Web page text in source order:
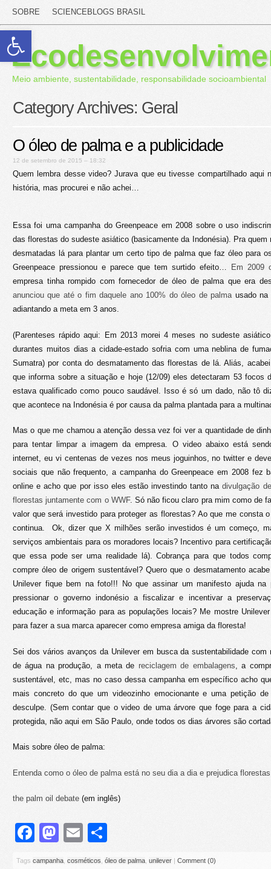
Abrir a barra de ferramentas
SOBRE SCIENCEBLOGS BRASIL
Meio ambiente, sustentabilidade, responsabilidade socioambiental
Category Archives: Geral
O óleo de palma e a publicidade
12 de setembro de 2015 – 18:32
Quem lembra desse video? Jurava que eu tivesse compartilhado aqui
história, mas procurei e não achei…
Essa foi uma campanha do Greenpeace em 2008 sobre o uso
das florestas do sudeste asiático (basicamente da Indonésia). Pra
desmatadas lá para plantar um certo tipo de palma que faz óleo para
Greenpeace pressionou e parece que tem surtido efeito…
Em 2009
empresa tinha rompido com fornecedor de óleo de palma que era
anunciou que até o fim daquele ano 100% do óleo de palmausado na
adiantando a meta em 3 anos.
(Parenteses rápido aqui: Em 2013 morei 4 meses no sudeste
durantes muitos dias a cidade-estado sofria com uma neblina de
Sumatra) por conta do desmatamento das florestas de lá. Aliás,
que informa sobre a situação e hoje (12/09) eles detectaram 53 focos
estava qualificado como pouco saudável. Isso é só um dado, não tô
que acontece na Indonésia é por causa da palma plantada para a
Mas o que me chamou a atenção dessa vez foi ver a quantidade de
para tentar limpar a imagem da empresa. O video abaixo está
internet, eu vi centenas de vezes nos meus joguinhos, no twitter e
sociais que não frequento, a campanha do Greenpeace em 2008 fez
online e acho que por isso eles estão investindo tanto nadivulgação
florestas juntamente com o WWF. Só não ficou claro pra mim como de
valor que será investido para proteger as florestas? Ao que me consta
continua. Ok, dizer que X milhões serão investidos é um começo,
serviços ambientais para os moradores locais? Incentivo para
que essa pode ser uma realidade lá). Cobrança para que todos
compre óleo de origem sustentável? Quero que o desmatamento
Unilever fique bem na foto!!! No que assinar um manifesto ajuda na
pressionar o governo indonésio a fiscalizar e incentivar a
educação e informação para as populações locais? Me mostre
para fazer a sua marca aparecer como empresa amiga da floresta!
Sei dos vários avanços da Unilever em busca da sustentabilidade com
de água na produção, a meta de reciclagem de embalagens , a
sustentável, etc, mas no caso dessa campanha em específico acho
mais concreto do que um videozinho emocionante e uma petição
desculpe. (Sem contar que o video de uma árvore que foge para a
protegida, não aqui em São Paulo, onde todos os dias árvores são
Mais sobre óleo de palma:
Entenda como o óleo de palma está no seu dia a dia e prejudica
the palm oil debate (em inglês)
Facebook
Mastodon
Email
Tags campanha cosméticos óleo de palma unilever | Comment (0)